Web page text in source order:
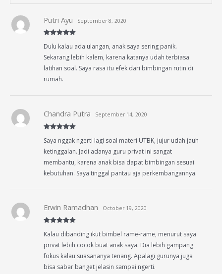
of 5
Putri Ayu September 8, 2020
Dulu kalau ada ulangan, anak saya sering panik.
Sekarang lebih kalem, karena katanya udah terbiasa
latihan soal. Saya rasa itu efek dari bimbingan rutin di
rumah.
of 5
Chandra Putra September 14, 2020
Saya nggak ngerti lagi soal materi UTBK, jujur udah jauh
ketinggalan. Jadi adanya guru privat ini sangat
membantu, karena anak bisa dapat bimbingan sesuai
kebutuhan. Saya tinggal pantau aja perkembangannya.
of 5
Erwin Ramadhan October 19, 2020
Kalau dibanding ikut bimbel rame-rame, menurut saya
privat lebih cocok buat anak saya. Dia lebih gampang
fokus kalau suasananya tenang. Apalagi gurunya juga
bisa sabar banget jelasin sampai ngerti.